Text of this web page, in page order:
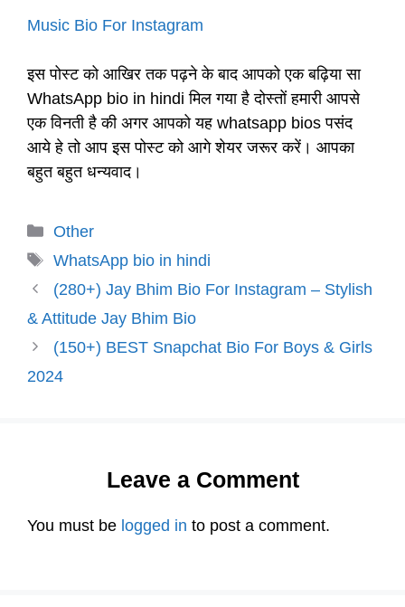
Music Bio For Instagram
इस पोस्ट को आखिर तक पढ़ने के बाद आपको एक बढ़िया सा
WhatsApp bio in hindi मिल गया है दोस्तों हमारी आपसे
एक विनती है की अगर आपको यह whatsapp bios पसंद
आये हे तो आप इस पोस्ट को आगे शेयर जरूर करें। आपका
बहुत बहुत धन्यवाद।
Categories
Other
Tags
WhatsApp bio in hindi
(280+) Jay Bhim Bio For Instagram – Stylish
& Attitude Jay Bhim Bio
(150+) BEST Snapchat Bio For Boys & Girls
2024
Leave a Comment
You must be logged in to post a comment.